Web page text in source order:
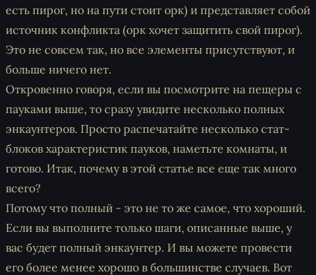
есть пирог, но на пути стоит орк) и представляет собой
источник конфликта (орк хочет защитить свой пирог).
Это не совсем так, но все элементы присутствуют, и
больше ничего нет.
Откровенно говоря, если вы посмотрите на пещеры с
пауками выше, то сразу увидите несколько полных
энкаунтеров. Просто распечатайте несколько стат-
блоков характеристик пауков, наметьте комнаты, и
готово. Итак, почему в этой статье все еще так много
всего?
Потому что полный - это не то же самое, что хороший.
Если вы выполните только шаги, описанные выше, у
вас будет полный энкаунтер. И вы можете провести
его более менее хорошо в большинстве случаев. Вот